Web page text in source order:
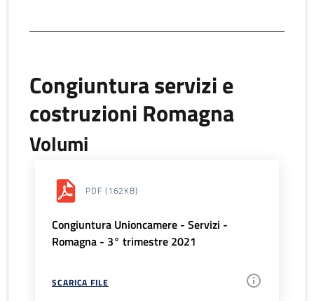
Congiuntura servizi e
costruzioni Romagna
Volumi
PDF (162KB)
Congiuntura Unioncamere - Servizi -
Romagna - 3° trimestre 2021
SCARICA FILE